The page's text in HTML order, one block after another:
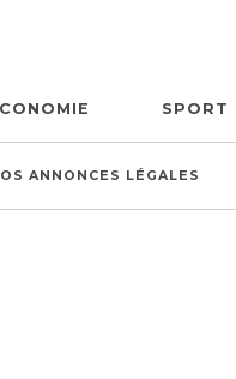
SPORT
ANNONCES LÉGALES